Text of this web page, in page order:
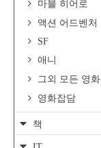
마블 히어로
액션 어드벤처
SF
애니
그외 모든 영화
영화잡담
책